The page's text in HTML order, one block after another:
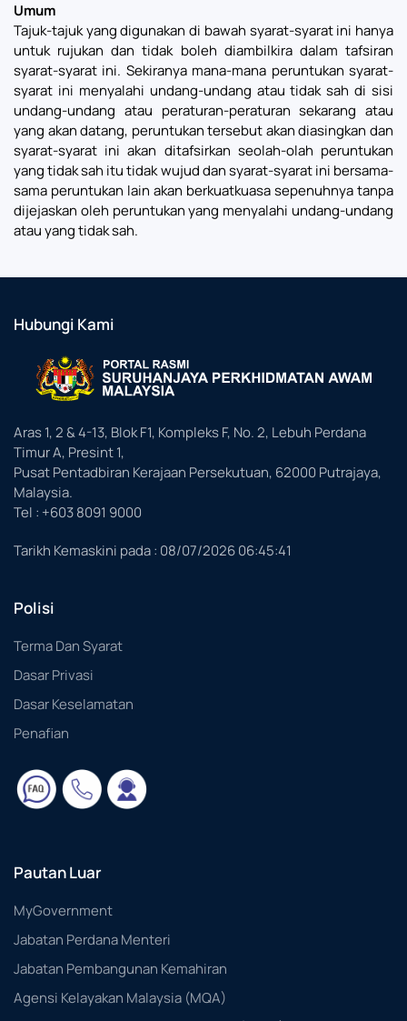
Umum
Tajuk-tajuk yang digunakan di bawah syarat-syarat ini hanya
untuk rujukan dan tidak boleh diambilkira dalam tafsiran
syarat-syarat ini. Sekiranya mana-mana peruntukan syarat-
syarat ini menyalahi undang-undang atau tidak sah di sisi
undang-undang atau peraturan-peraturan sekarang atau
yang akan datang, peruntukan tersebut akan diasingkan dan
syarat-syarat ini akan ditafsirkan seolah-olah peruntukan
yang tidak sah itu tidak wujud dan syarat-syarat ini bersama-
sama peruntukan lain akan berkuatkuasa sepenuhnya tanpa
dijejaskan oleh peruntukan yang menyalahi undang-undang
atau yang tidak sah.
Hubungi Kami
Aras 1, 2 & 4-13, Blok F1, Kompleks F, No. 2, Lebuh Perdana
Timur A, Presint 1,
Pusat Pentadbiran Kerajaan Persekutuan, 62000 Putrajaya,
Malaysia.
Tel : +603 8091 9000
Tarikh Kemaskini pada : 08/07/2026 06:45:41
Polisi
Terma Dan Syarat
Dasar Privasi
Dasar Keselamatan
Penafian
Pautan Luar
MyGovernment
Jabatan Perdana Menteri
Jabatan Pembangunan Kemahiran
Agensi Kelayakan Malaysia (MQA)